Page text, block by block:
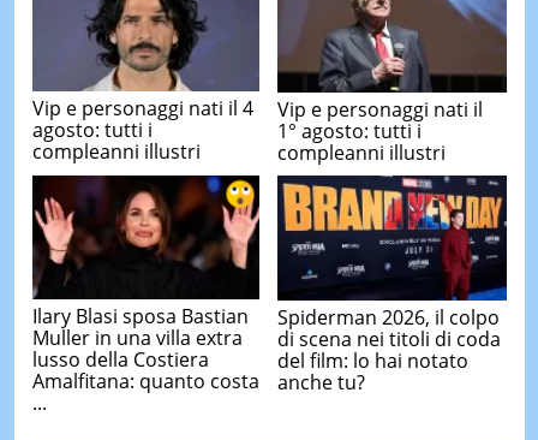
Vip e personaggi nati il 4
agosto: tutti i
compleanni illustri
Vip e personaggi nati il
1° agosto: tutti i
compleanni illustri
Ilary Blasi sposa Bastian
Muller in una villa extra
lusso della Costiera
Amalfitana: quanto costa
...
Spiderman 2026, il colpo
di scena nei titoli di coda
del film: lo hai notato
anche tu?